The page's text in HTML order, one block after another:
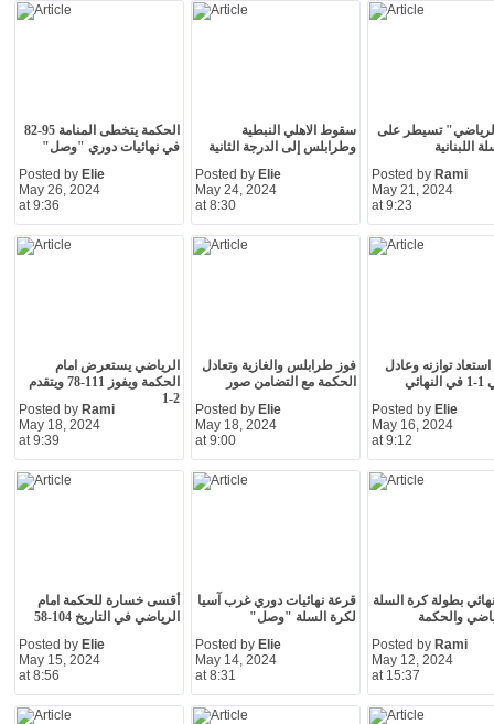
الحكمة يتخطى المنامة 95-82
في نهائيات دوري "وصل"
Posted by Elie
May 26, 2024
at 9:36
سقوط الاهلي النبطية
وطرابلس إلى الدرجة الثانية
Posted by Elie
May 24, 2024
at 8:30
تسيطر على
اللبنانية
Posted by Rami
May 21, 2024
at 9:23
الرياضي يستعرض امام
الحكمة ويفوز 111-78 ويتقدم
2-1
Posted by Rami
May 18, 2024
at 9:39
فوز طرابلس والغازية وتعادل
الحكمة مع التضامن صور
Posted by Elie
May 18, 2024
at 9:00
توازنه وعادل
Posted by Elie
May 16, 2024
at 9:12
أقسى خسارة للحكمة امام
الرياضي في التاريخ 104-58
Posted by Elie
May 15, 2024
at 8:56
قرعة نهائيات دوري غرب آسيا
لكرة السلة "وصل"
Posted by Elie
May 14, 2024
at 8:31
بطولة كرة السلة
والحكمة
Posted by Rami
May 12, 2024
at 15:37